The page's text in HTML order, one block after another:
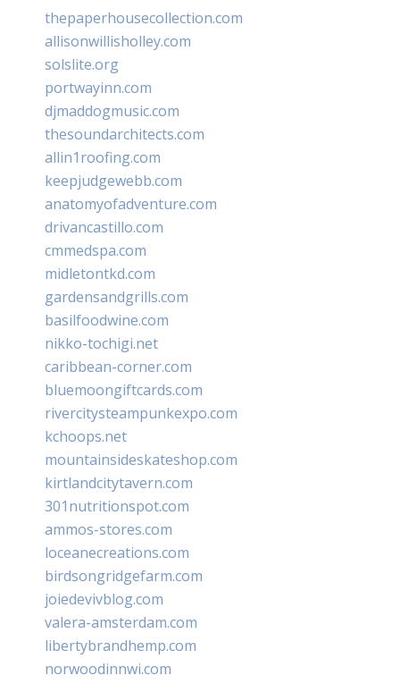
thepaperhousecollection.com
allisonwillisholley.com
solslite.org
portwayinn.com
djmaddogmusic.com
thesoundarchitects.com
allin1roofing.com
keepjudgewebb.com
anatomyofadventure.com
drivancastillo.com
cmmedspa.com
midletontkd.com
gardensandgrills.com
basilfoodwine.com
nikko-tochigi.net
caribbean-corner.com
bluemoongiftcards.com
rivercitysteampunkexpo.com
kchoops.net
mountainsideskateshop.com
kirtlandcitytavern.com
301nutritionspot.com
ammos-stores.com
loceanecreations.com
birdsongridgefarm.com
joiedevivblog.com
valera-amsterdam.com
libertybrandhemp.com
norwoodinnwi.com